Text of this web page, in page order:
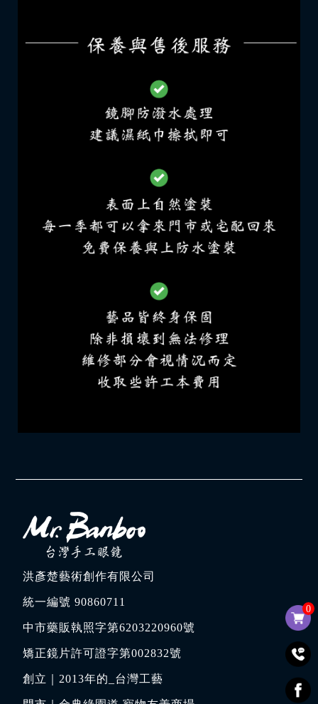
0
洪彥楚藝術創作有限公司
統一編號 90860711
中市藥販執照字第6203220960號
矯正鏡片許可證字第002832號
創立｜2013年的_台灣工藝